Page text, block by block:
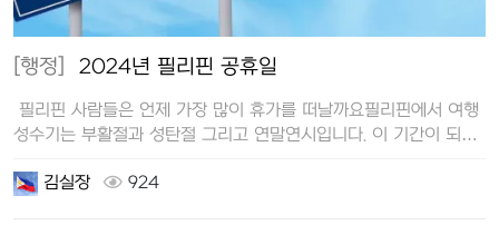
[행정] 2024년 필리핀 공휴일
필리핀 사람들은 언제 가장 많이 휴가를 떠날까요필리핀에서 여행
성수기는 부활절과 성탄절 그리고 연말연시입니다. 이 기간이 되면
김실장
924